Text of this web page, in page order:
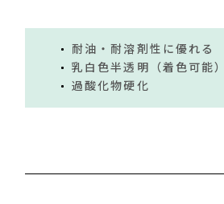
耐油・耐溶剤性に優れる
乳白色半透明（着色可能）
過酸化物硬化